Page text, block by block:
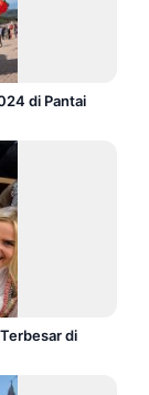
di Pantai
di